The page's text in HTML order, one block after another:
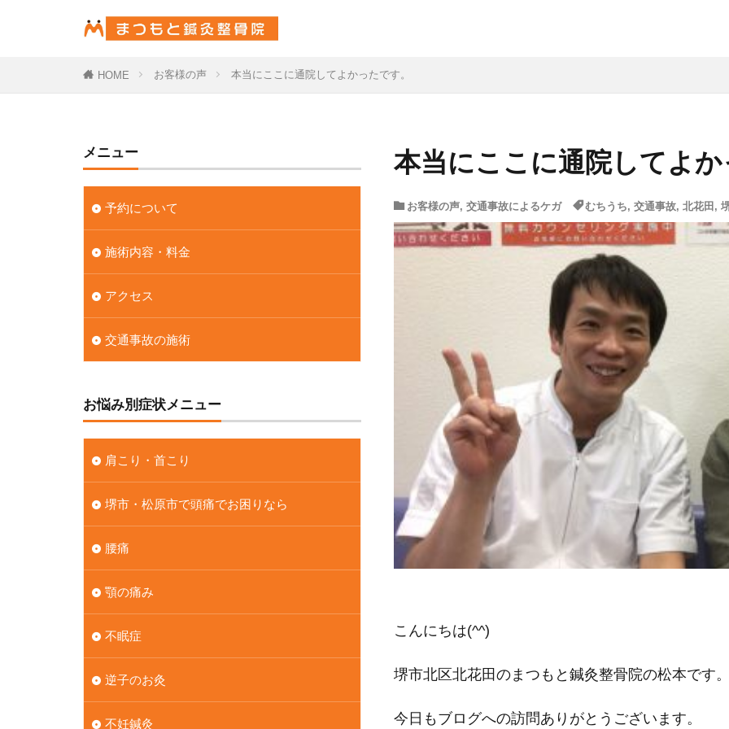
HOME お客様の声 本当にここに通院してよかったです。
本当にここに通院してよ
お客様の声, 交通事故によるケガ むちうち, 交通事故, 北花田 ,
こんにちは(^^)
堺市北区北花田のまつもと鍼灸整骨院の松本です
今日もブログへの訪問ありがとうございます。
メニュー
予約について
施術内容・料金
アクセス
交通事故の施術
お悩み別症状メニュー
肩こり・首こり
堺市・松原市で頭痛でお困りなら
腰痛
顎の痛み
不眠症
逆子のお灸
不妊鍼灸